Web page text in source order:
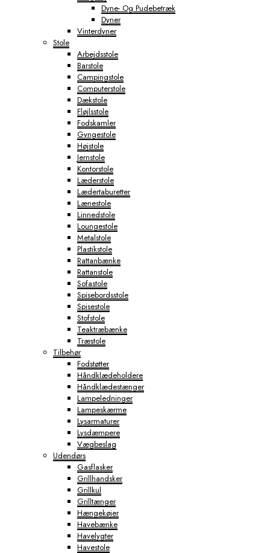
Dyne- Og Pudebetræk
Dyner
Vinterdyner
Stole
Arbejdsstole
Barstole
Campingstole
Computerstole
Dækstole
Fløjlsstole
Fodskamler
Gyngestole
Højstole
Jernstole
Kontorstole
Læderstole
Lædertaburetter
Lænestole
Linnedstole
Loungestole
Metalstole
Plastikstole
Rattanbænke
Rattanstole
Sofastole
Spisebordsstole
Spisestole
Stofstole
Teaktræbænke
Træstole
Tilbehør
Fodstøtter
Håndklædeholdere
Håndklædestænger
Lampeledninger
Lampeskærme
Lysarmaturer
Lysdæmpere
Vægbeslag
Udendørs
Gasflasker
Grillhandsker
Grillkul
Grilltænger
Hængekøjer
Havebænke
Havelygter
Havestole